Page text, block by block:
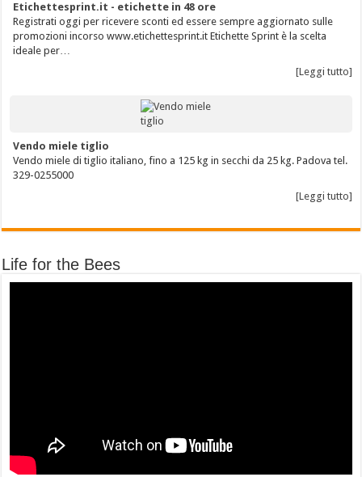
Etichettesprint.it - etichette in 48 ore
Registrati oggi per ricevere sconti ed essere sempre aggiornato sulle
promozioni incorso www.etichettesprint.it Etichette Sprint è la scelta
ideale per…
[Leggi tutto]
Vendo miele tiglio
Vendo miele di tiglio italiano, fino a 125 kg in secchi da 25 kg. Padova tel.
329-0255000
[Leggi tutto]
Life for the Bees